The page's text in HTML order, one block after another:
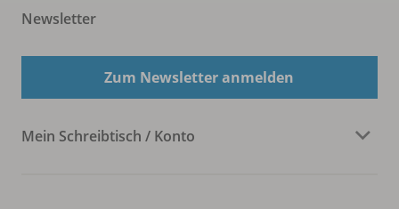
Newsletter
Zum Newsletter anmelden
Mein Schreibtisch / Konto